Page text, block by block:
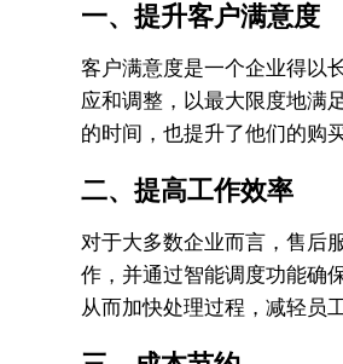
一、提升客户满意度
客户满意度是一个企业得以
应和调整，以最大限度地满
的时间，也提升了他们的购
二、提高工作效率
对于大多数企业而言，售后
作，并通过智能调度功能确
从而加快处理过程，减轻员